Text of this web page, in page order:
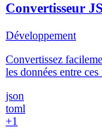
Convertisseur
Développement
Convertissez
les données entre
json
toml
+1